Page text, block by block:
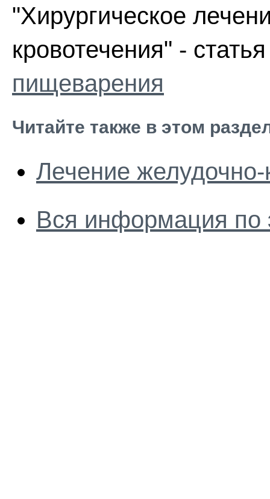
"Хирургическое
кровотечения" -
пищеварения
Читайте также в этом
Лечение желудочно-
Вся информация по